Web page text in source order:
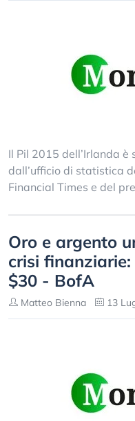
Il Pil 2015 dell’Irlanda
dall’ufficio di statistica
Financial Times e del
Oro e argento
crisi
$30 - BofA
Matteo Bienna 13